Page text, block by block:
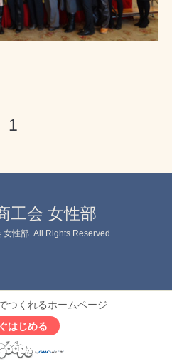
1
工会 女性部
女性部. All Rights Reserved.
つくれるホームページ
はじめる